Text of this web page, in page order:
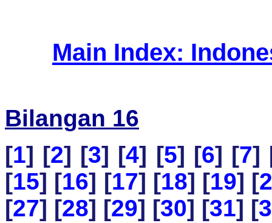
Main Index:
Bilangan 16
[1] [2] [3] [4] [5] [6] [7]
[15] [16] [17] [18] [19] [
[27] [28] [29] [30] [31] [